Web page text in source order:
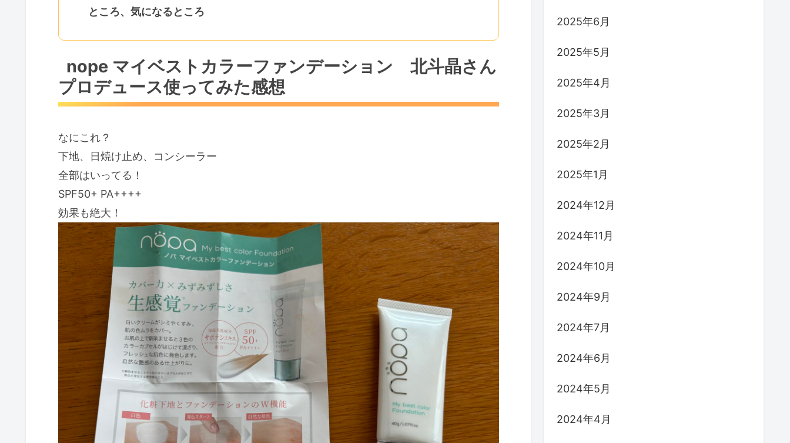
ところ、気になるところ
nope マイベストカラーファンデーション 北斗晶さん
プロデュース使ってみた感想
なにこれ？
下地、日焼け止め、コンシーラー
全部はいってる！
SPF50+ PA++++
効果も絶大！
2025年6月
2025年5月
2025年4月
2025年3月
2025年2月
2025年1月
2024年12月
2024年11月
2024年10月
2024年9月
2024年7月
2024年6月
2024年5月
2024年4月